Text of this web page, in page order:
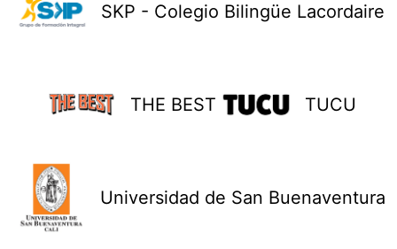
SKP - Colegio Bilingüe Lacordaire
THE BEST TUCU
Universidad de San Buenaventura